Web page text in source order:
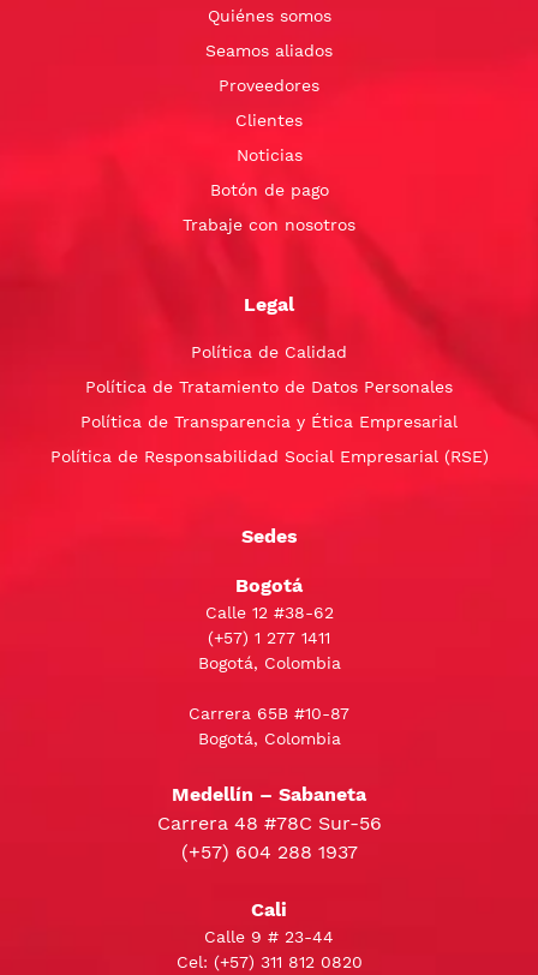
Quiénes somos
Seamos aliados
Proveedores
Clientes
Noticias
Botón de pago
Trabaje con nosotros
Legal
Política de Calidad
Política de Tratamiento de Datos Personales
Política de Transparencia y Ética Empresarial
Política de Responsabilidad Social Empresarial (RSE)
Sedes
Bogotá
Calle 12 #38-62
(+57) 1 277 1411
Bogotá, Colombia
Carrera 65B #10-87
Bogotá, Colombia
Medellín – Sabaneta
Carrera 48 #78C Sur-56
(+57) 604 288 1937
Cali
Calle 9 # 23-44
Cel: (+57) 311 812 0820